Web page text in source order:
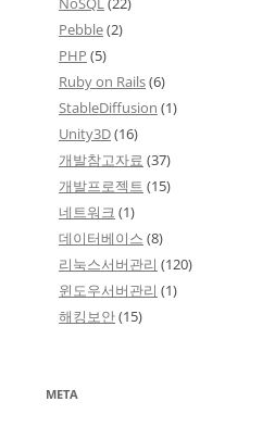
Pebble(2)
PHP (5)
Ruby on Rails(6)
StableDiffusion (1)
Unity3D(16)
개발참고자료 (37)
개발프로젝트 (15)
네트워크 (1)
데이터베이스 (8)
리눅스서버관리 (120)
윈도우서버관리 (1)
해킹보안(15)
META